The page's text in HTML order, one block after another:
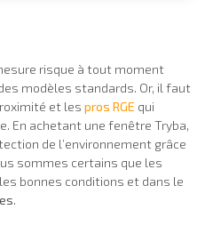
risque à tout moment
modèles standards. Or, il faut
et les pros RGE qui
En achetant une fenêtre Tryba,
de l’environnement grâce
sommes certains que les
bonnes conditions et dans le
.